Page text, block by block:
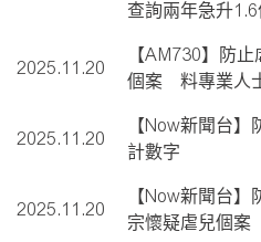
查詢兩年急升1.6
2025.11.20
【AM730】防
個案 料專業人
2025.11.20
【Now新聞台
計數字
2025.11.20
【Now新聞台
宗懷疑虐兒個案